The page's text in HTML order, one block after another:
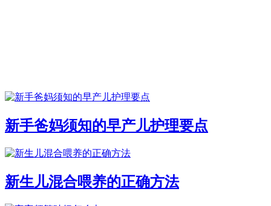
新手爸妈须知的早产儿护理要点
新生儿混合喂养的正确方法